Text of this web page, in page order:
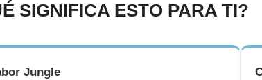
SIGNIFICA ESTO PARA TI?
Jungle